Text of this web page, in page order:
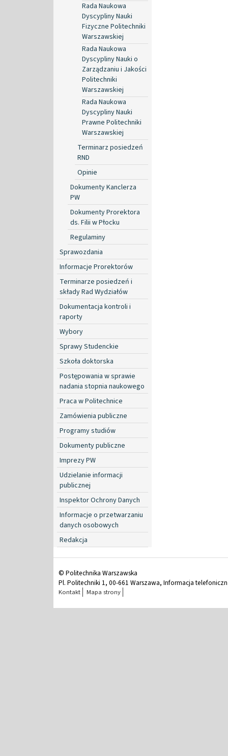
Rada Naukowa
Dyscypliny Nauki
Fizyczne Politechniki
Warszawskiej
Rada Naukowa
Dyscypliny Nauki o
Zarządzaniu i Jakości
Politechniki
Warszawskiej
Rada Naukowa
Dyscypliny Nauki
Prawne Politechniki
Warszawskiej
Terminarz posiedzeń
RND
Opinie
Dokumenty Kanclerza
PW
Dokumenty Prorektora
ds. Filii w Płocku
Regulaminy
Sprawozdania
Informacje Prorektorów
Terminarze posiedzeń i
składy Rad Wydziałów
Dokumentacja kontroli i
raporty
Wybory
Sprawy Studenckie
Szkoła doktorska
Postępowania w sprawie
nadania stopnia naukowego
Praca w Politechnice
Zamówienia publiczne
Programy studiów
Dokumenty publiczne
Imprezy PW
Udzielanie informacji
publicznej
Inspektor Ochrony Danych
Informacje o przetwarzaniu
danych osobowych
Redakcja
© Politechnika Warszawska
Pl. Politechniki 1, 00-661 Warszawa, Informacja
Kontakt Mapa strony